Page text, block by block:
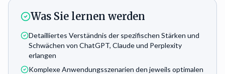
Was Sie lernen werden
Detailliertes Verständnis der spezifischen Stärken und
Schwächen von ChatGPT, Claude und Perplexity
erlangen
Komplexe Anwendungsszenarien den jeweils optimalen